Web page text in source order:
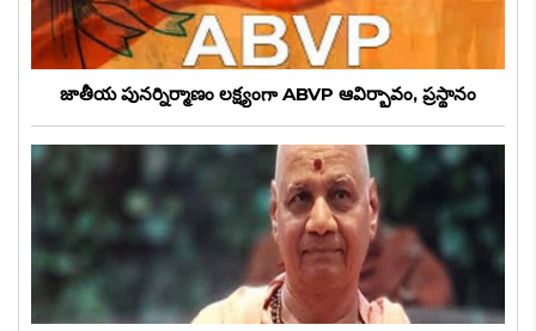
జాతీయ పునర్నిర్మాణం లక్ష్యంగా ABVP ఆవిర్భావం, ప్రస్థానం